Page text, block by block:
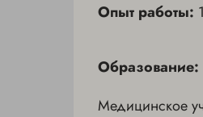
Опыт работы:
Образование:
Медицинское